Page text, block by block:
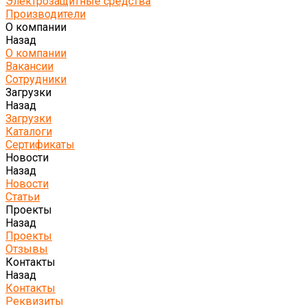
Производители
О компании
Назад
О компании
Вакансии
Сотрудники
Загрузки
Назад
Загрузки
Каталоги
Сертификаты
Новости
Назад
Новости
Статьи
Проекты
Назад
Проекты
Отзывы
Контакты
Назад
Контакты
Реквизиты